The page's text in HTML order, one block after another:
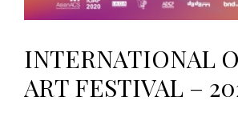
INTERNATIONAL
ART FESTIVAL –